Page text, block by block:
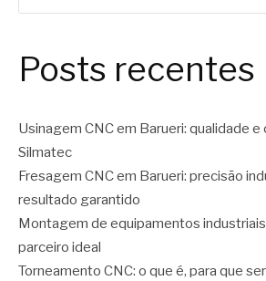
Posts recentes
Usinagem CNC em Barueri: qualidade e
Silmatec
Fresagem CNC em Barueri: precisão
resultado garantido
Montagem de equipamentos
parceiro ideal
Torneamento CNC: o que é, para que